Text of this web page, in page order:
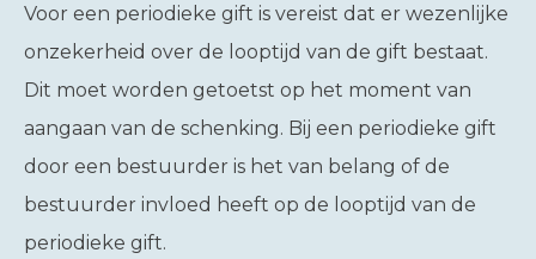
Voor een periodieke gift is vereist dat er wezenlijke
onzekerheid over de looptijd van de gift bestaat.
Dit moet worden getoetst op het moment van
aangaan van de schenking. Bij een periodieke gift
door een bestuurder is het van belang of de
bestuurder invloed heeft op de looptijd van de
periodieke gift.